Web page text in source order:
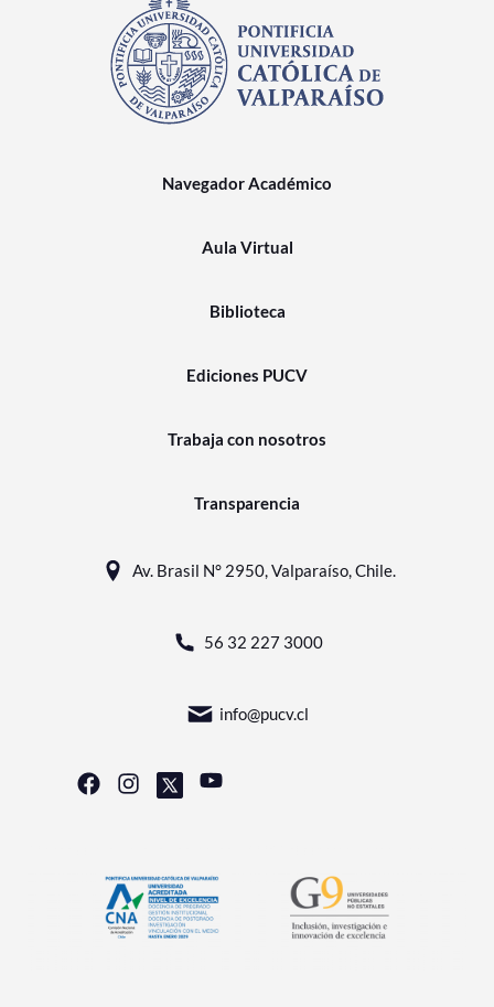
Navegador Académico
Aula Virtual
Biblioteca
Ediciones PUCV
Trabaja con nosotros
Transparencia
Av. Brasil N° 2950, Valparaíso, Chile.
56 32 227 3000
info@pucv.cl